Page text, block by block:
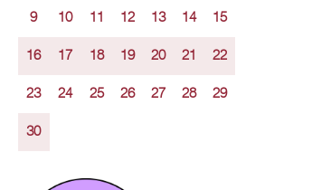
9 10 11 12 13 14 15
16 17 18 19 20 21 22
23 24 25 26 27 28 29
30